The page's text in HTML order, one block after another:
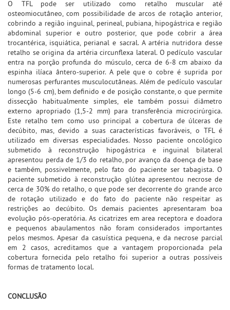
O TFL pode ser utilizado como retalho muscular até
osteomiocutâneo, com possibilidade de arcos de rotação anterior,
cobrindo a região inguinal, perineal, pubiana, hipogástrica e região
abdominal superior e outro posterior, que pode cobrir a área
trocantérica, isquiática, perianal e sacral. A artéria nutridora desse
retalho se origina da artéria circunflexa lateral. O pedículo vascular
entra na porção profunda do músculo, cerca de 6-8 cm abaixo da
espinha ilíaca ântero-superior. A pele que o cobre é suprida por
numerosas perfurantes musculocutâneas. Além de pedículo vascular
longo (5-6 cm), bem definido e de posição constante, o que permite
dissecção habitualmente simples, ele também possui diâmetro
externo apropriado (1,5-2 mm) para transferência microcirúrgica.
Este retalho tem como uso principal a cobertura de úlceras de
decúbito, mas, devido a suas características favoráveis, o TFL é
utilizado em diversas especialidades. Nosso paciente oncológico
submetido à reconstrução hipogástrica e inguinal bilateral
apresentou perda de 1/3 do retalho, por avanço da doença de base
e também, possivelmente, pelo fato do paciente ser tabagista. O
paciente submetido à reconstrução glútea apresentou necrose de
cerca de 30% do retalho, o que pode ser decorrente do grande arco
de rotação utilizado e do fato do paciente não respeitar as
restrições ao decúbito. Os demais pacientes apresentaram boa
evolução pós-operatória. As cicatrizes em area receptora e doadora
e pequenos abaulamentos não foram considerados importantes
pelos mesmos. Apesar da casuística pequena, e da necrose parcial
em 2 casos, acreditamos que a vantagem proporcionada pela
cobertura fornecida pelo retalho foi superior a outras possíveis
formas de tratamento local.
CONCLUSÃO